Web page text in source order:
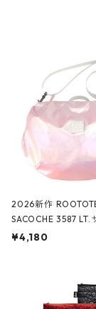
2026新作
SACOCHE 3587 LT.
ミエ-B ショルダー
¥4,180